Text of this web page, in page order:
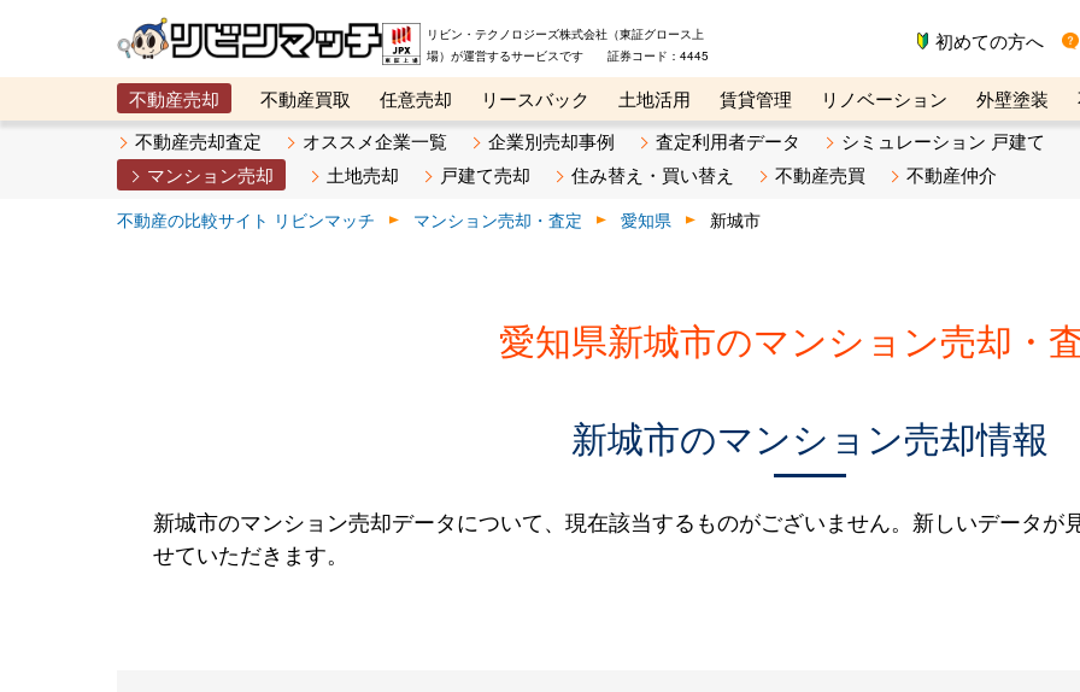
リビン・テクノロジーズ株式会社（東証グロース上
場）が運営するサービスです 証券コード：4445
初めての方へ
不動産売却 不動産買取 任意売却 リースバック 土地活用 賃貸管理 リノベーション 外壁塗装
メタ住宅展示場
ベスト不動産カンパニー オンライン講座 リビンマガジンBiz 不動産売却ご相談デスク
不動産売却査定 オススメ企業一覧 企業別売却事例 査定利用者データ
シミュレーション 戸建て
マンション売却
土地売却 戸建て売却 住み替え・買い替え 不動産売買 不動産仲介
不動産の比較サイト リビンマッチ マンション売却・査定 愛知県 新城市
愛知県新城市のマンション売却・
新城市のマンション売却情報
新城市のマンション売却データについて、現在該当するものがございません。新しいデータが
せていただきます。